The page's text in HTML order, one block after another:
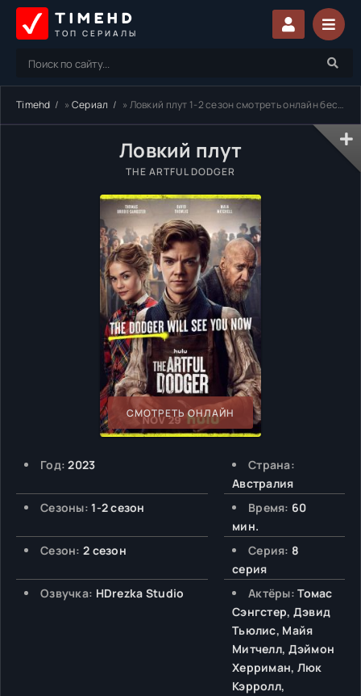
TIMEHD
ТОП СЕРИАЛЫ
Timehd »Сериал » Ловкий плут 1-2 сезон смотреть онлайн бесплатно
Ловкий плут
THE ARTFUL DODGER
СМОТРЕТЬ ОНЛАЙН
Год: 2023
Страна:
Австралия
Сезоны: 1-2 сезон Время: 60
мин.
Сезон: 2 сезон Серия: 8
серия
Озвучка: HDrezka Studio Актёры: Томас
Сэнгстер, Дэвид
Тьюлис, Майя
Митчелл, Дэймон
Херриман, Люк
Кэрролл,